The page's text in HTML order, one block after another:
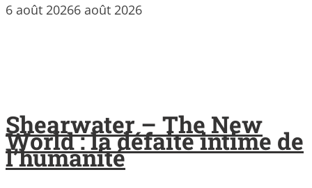
6 août 20266 août 2026
Shearwater – The New
World : la défaite intime de
l’humanité